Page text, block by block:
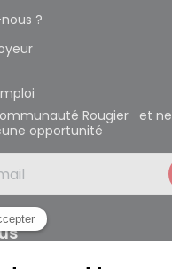
?
Rougier et ne
opportunité